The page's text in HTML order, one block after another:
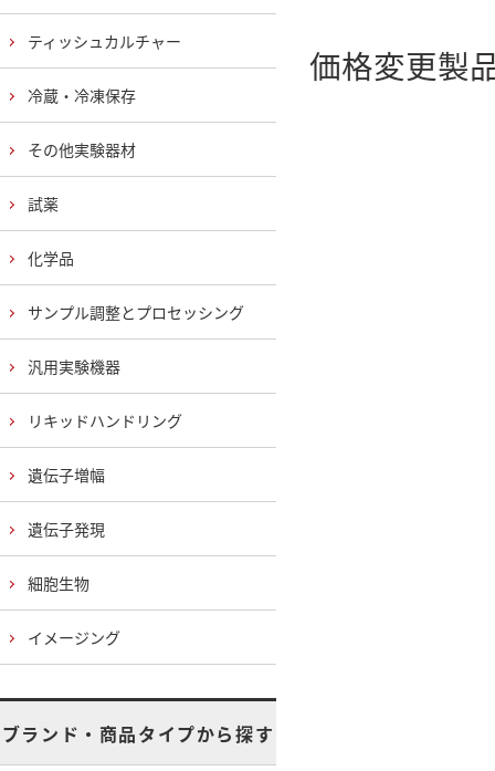
価格変更製
ティッシュカルチャー
冷蔵・冷凍保存
その他実験器材
試薬
化学品
サンプル調整とプロセッシング
汎用実験機器
リキッドハンドリング
遺伝子増幅
遺伝子発現
細胞生物
イメージング
ブランド・商品タイプから探す